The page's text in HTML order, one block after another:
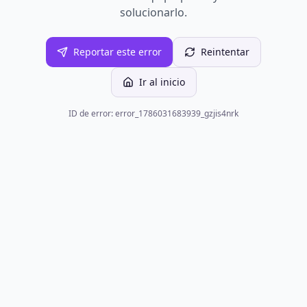
solucionarlo.
Reportar este error Reintentar
Ir al inicio
ID de error: error_1786031683939_gzjis4nrk